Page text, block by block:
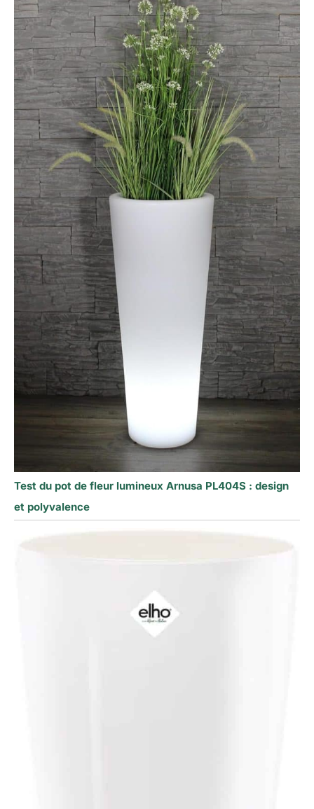
Test du pot de fleur lumineux Arnusa PL404S : design
et polyvalence